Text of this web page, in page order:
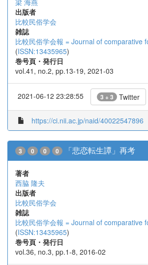
梁 海燕
出版者
比較民俗学会
雑誌
比較民俗学会報 = Journal of comparative
(ISSN:13435965)
巻号頁・発行日
vol.41, no.2, pp.13-19, 2021-03
2021-06-12 23:28:55 3 + 3 Twitter
https://ci.nii.ac.jp/naid/40022547896
3 0 0 0 「悲恋転生譚」再考
著者
西脇 隆夫
出版者
比較民俗学会
雑誌
比較民俗学会報 = Journal of comparative
(ISSN:13435965)
巻号頁・発行日
vol.36, no.3, pp.1-8, 2016-02